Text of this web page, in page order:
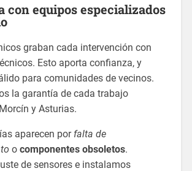
con equipos especializados
graban cada intervención con
Esto aporta confianza, y
para comunidades de vecinos.
la garantía de cada trabajo
y Asturias.
aparecen por falta de
o componentes obsoletos.
de sensores e instalamos